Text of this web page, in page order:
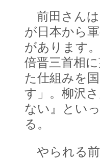
前田さんは
が日本から
があります
倍晋三首相
た仕組みを
す」。柳沢
ない』とい
る。
やられる前